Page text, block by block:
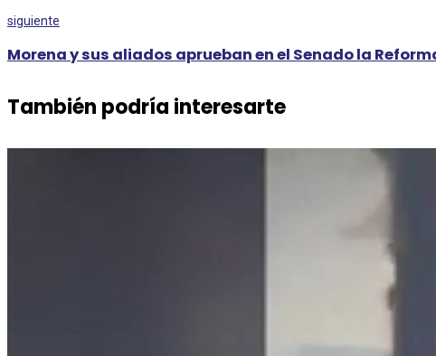
siguiente
Morena y sus aliados aprueban en el Senado la
También podría interesarte